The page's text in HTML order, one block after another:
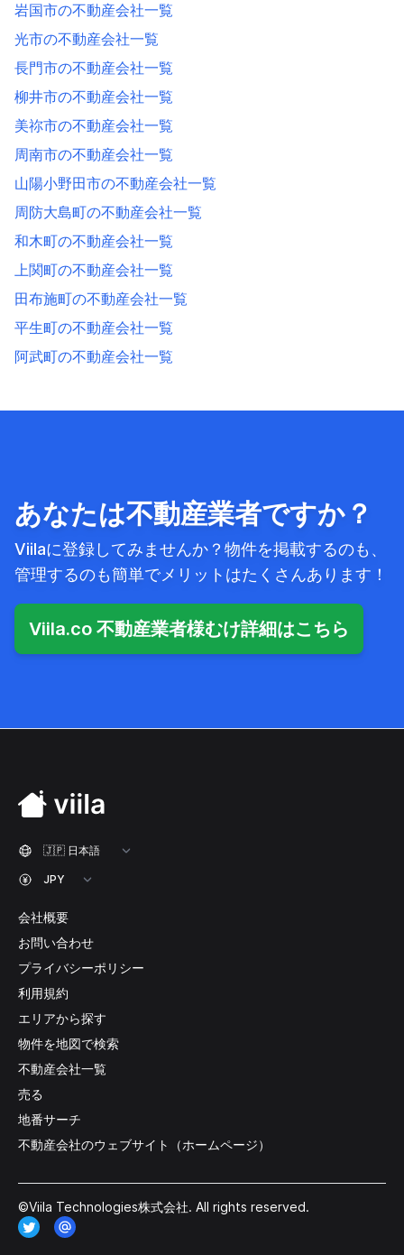
岩国市の不動産会社一覧
光市の不動産会社一覧
長門市の不動産会社一覧
柳井市の不動産会社一覧
美祢市の不動産会社一覧
周南市の不動産会社一覧
山陽小野田市の不動産会社一覧
周防大島町の不動産会社一覧
和木町の不動産会社一覧
上関町の不動産会社一覧
田布施町の不動産会社一覧
平生町の不動産会社一覧
阿武町の不動産会社一覧
あなたは不動産業者ですか？
Viilaに登録してみませんか？物件を掲載するのも、
管理するのも簡単でメリットはたくさんあります！
Viila.co 不動産業者様むけ詳細はこちら
会社概要
お問い合わせ
プライバシーポリシー
利用規約
エリアから探す
物件を地図で検索
不動産会社一覧
売る
地番サーチ
不動産会社のウェブサイト（ホームページ）
©Viila Technologies株式会社. All rights reserved.